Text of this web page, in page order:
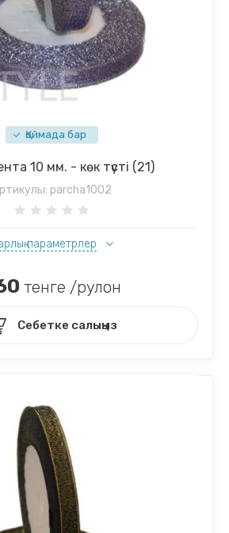
Қоймада бар
10 мм. - көк түсті (21)
parcha1002
параметрлер
тенге /рулон
Себетке салыңыз